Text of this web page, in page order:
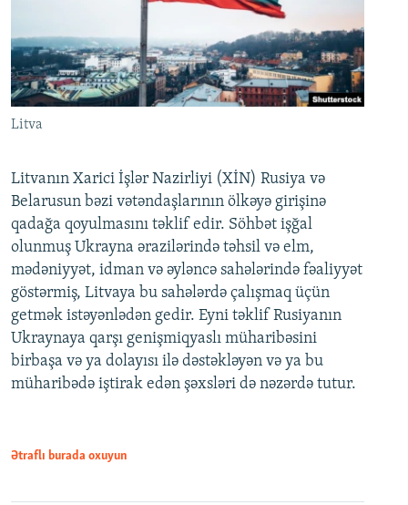
Litva
Litvanın Xarici İşlər Nazirliyi (XİN) Rusiya və
Belarusun bəzi vətəndaşlarının ölkəyə girişinə
qadağa qoyulmasını təklif edir. Söhbət işğal
olunmuş Ukrayna ərazilərində təhsil və elm,
mədəniyyət, idman və əyləncə sahələrində fəaliyyət
göstərmiş, Litvaya bu sahələrdə çalışmaq üçün
getmək istəyənlədən gedir. Eyni təklif Rusiyanın
Ukraynaya qarşı genişmiqyaslı müharibəsini
birbaşa və ya dolayısı ilə dəstəkləyən və ya bu
müharibədə iştirak edən şəxsləri də nəzərdə tutur.
Ətraflı burada oxuyun